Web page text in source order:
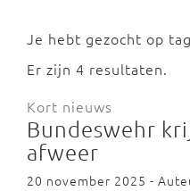
Je hebt gezocht op
Er zijn 4 resultaten.
Kort nieuws
Bundeswehr
afweer
20 november 2025 -